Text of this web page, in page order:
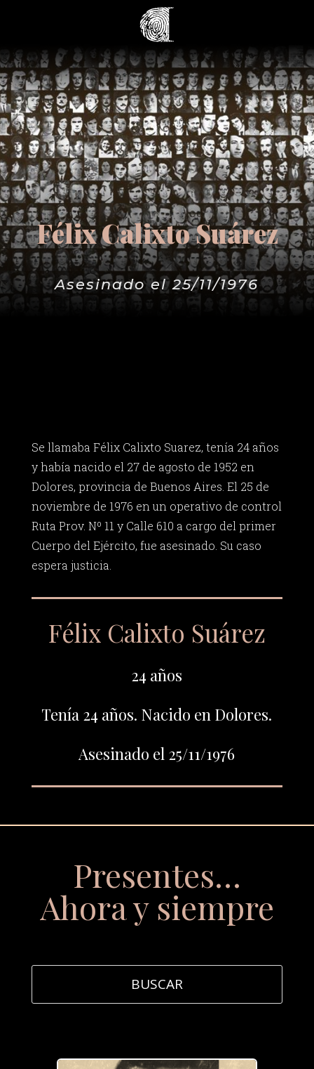
Félix Calixto Suárez
Asesinado el 25/11/1976
Se llamaba Félix Calixto Suarez, tenía 24 años
y había nacido el 27 de agosto de 1952 en
Dolores, provincia de Buenos Aires. El 25 de
noviembre de 1976 en un operativo de control
Ruta Prov. Nº 11 y Calle 610 a cargo del primer
Cuerpo del Ejército, fue asesinado. Su caso
espera justicia.
Félix Calixto Suárez
24 años
Tenía 24 años. Nacido en Dolores.
Asesinado el 25/11/1976
Presentes…
Ahora y siempre